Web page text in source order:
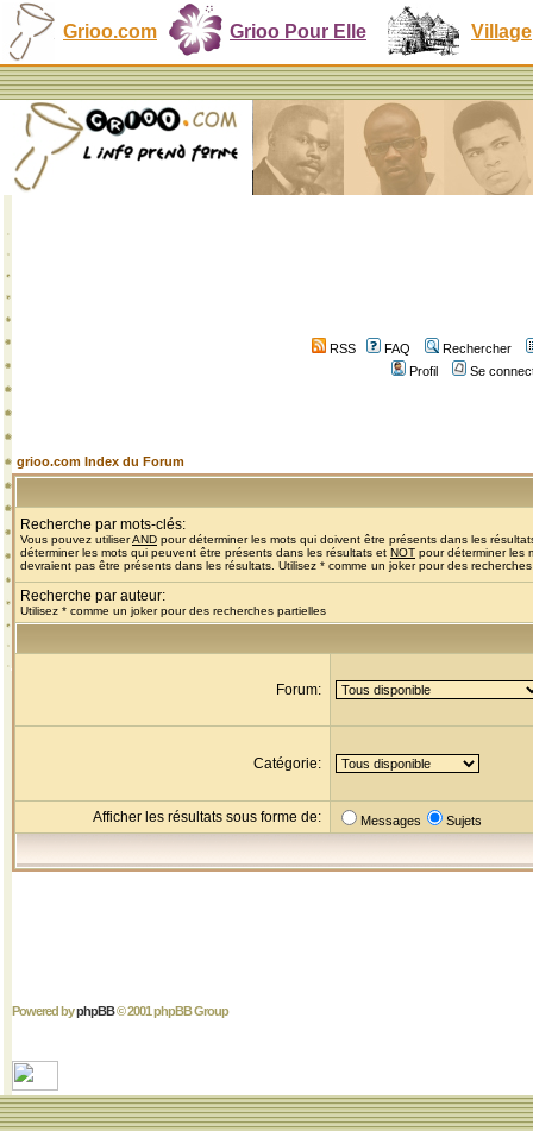
Grioo.com Grioo Pour Elle Village
RSS FAQ
Rechercher
Profil
Se
grioo.com Index du Forum
Recherche par mots-clés:
Vous pouvez utiliserAND pour déterminer les mots qui doivent être présents dans les
déterminer les mots qui peuvent être présents dans les résultats et NOT pour déterminer les
devraient pas être présents dans les résultats. Utilisez * comme un joker pour des
Recherche par auteur:
Utilisez * comme un joker pour des recherches partielles
Forum:
Catégorie:
Afficher les résultats sous forme de: Messages Sujets
Powered byphpBB© 2001 phpBB Group